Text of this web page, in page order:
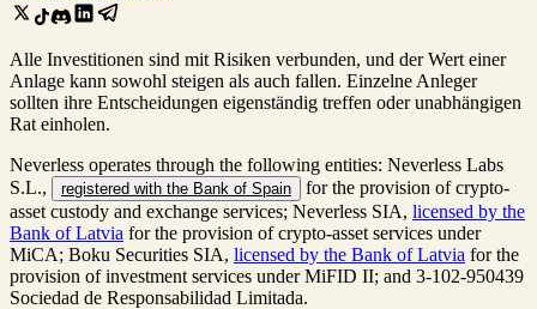
Alle Investitionen sind mit Risiken verbunden, und der Wert einer
Anlage kann sowohl steigen als auch fallen. Einzelne Anleger
sollten ihre Entscheidungen eigenständig treffen oder unabhängigen
Rat einholen.
Neverless operates through the following entities: Neverless Labs
S.L.,
registered with the Bank of Spain
for the provision of crypto-
asset custody and exchange services; Neverless SIA, licensed by the
Bank of Latvia for the provision of crypto-asset services under
MiCA; Boku Securities SIA, licensed by the Bank of Latvia for the
provision of investment services under MiFID II; and 3-102-950439
Sociedad de Responsabilidad Limitada.